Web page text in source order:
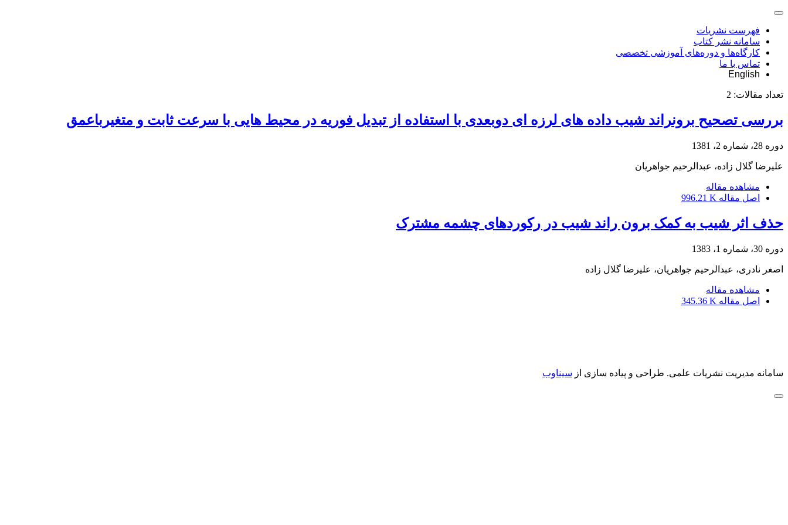
فهرست نشریات
سامانه نشر کتاب
کارگاه‌ها و دوره‌های آموزشی تخصصی
تماس با ما
English
تعداد مقالات: 2
بررسی تصحیح برونراند شیب داده های لرزه ای دوبعدی با استفاده از تبدیل فوریه در محیط هایی با سرعت ثابت و متغیرباعمق
دوره 28، شماره 2، 1381
علیرضا گلال زاده، عبدالرحیم جواهریان
مشاهده مقاله
اصل مقاله 996.21 K
حذف اثر شیب به کمک برون راند شیب در رکوردهای چشمه مشترک
دوره 30، شماره 1، 1383
اصغر نادری، عبدالرحیم جواهریان، علیرضا گلال زاده
مشاهده مقاله
اصل مقاله 345.36 K
سامانه مدیریت نشریات علمی. طراحی و پیاده سازی از سیناوب